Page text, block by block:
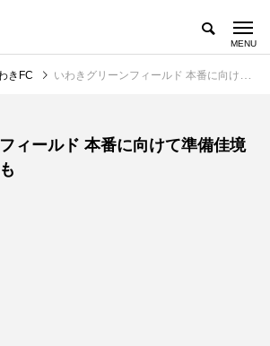
きFC いわきグリーンフィールド 本番に向けて準備佳境 新たな応援口座も
ィールド 本番に向けて準備佳境